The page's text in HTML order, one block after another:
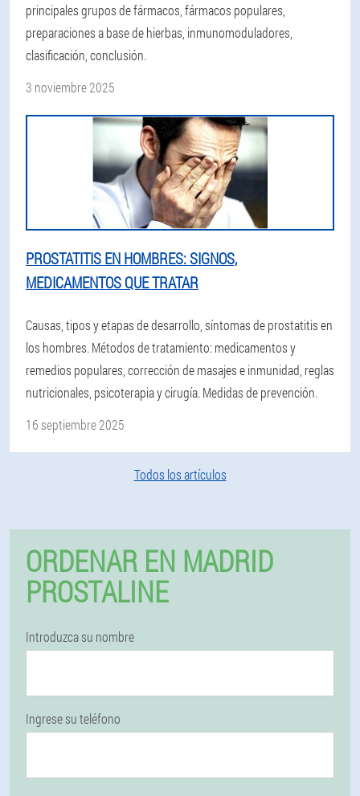
principales grupos de fármacos, fármacos populares,
preparaciones a base de hierbas, inmunomoduladores,
clasificación, conclusión.
3 noviembre 2025
PROSTATITIS EN HOMBRES: SIGNOS,
MEDICAMENTOS QUE TRATAR
Causas, tipos y etapas de desarrollo, síntomas de prostatitis en
los hombres. Métodos de tratamiento: medicamentos y
remedios populares, corrección de masajes e inmunidad, reglas
nutricionales, psicoterapia y cirugía. Medidas de prevención.
16 septiembre 2025
Todos los artículos
ORDENAR EN MADRID
PROSTALINE
Introduzca su nombre
Ingrese su teléfono